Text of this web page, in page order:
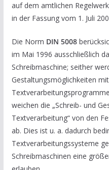
auf dem amtlichen
in der Fassung vom 1. Juli
Die Norm DIN 5008
im Mai 1996 ausschließlich
Schreibmaschine; seither
Gestaltungsmöglichkeiten
weichen die „Schreib- und
Textverarbeitung“ von den
ab. Dies ist u. a. dadurch
Textverarbeitungssysteme
Schreibmaschinen eine